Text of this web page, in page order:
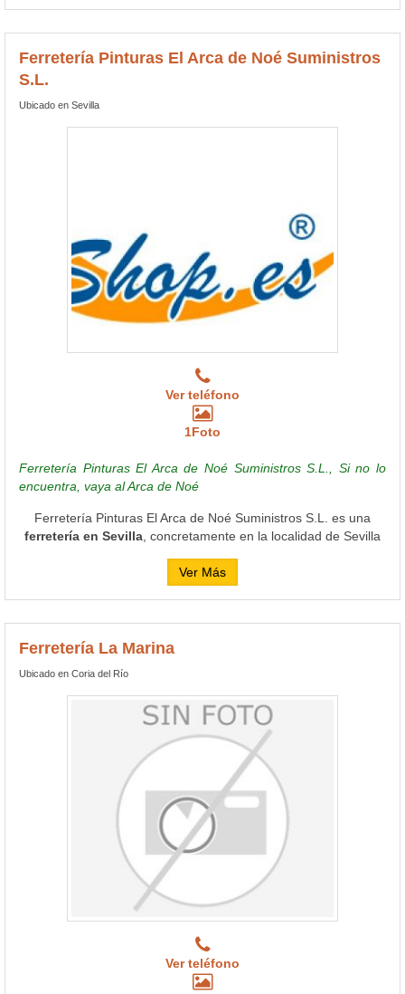
Ferretería Pinturas El Arca de Noé Suministros
S.L.
Ubicado en Sevilla
Ver teléfono
1Foto
Ferretería Pinturas El Arca de Noé Suministros S.L., Si no lo
encuentra, vaya al Arca de Noé
Ferretería Pinturas El Arca de Noé Suministros S.L. es una
ferretería en Sevilla , concretamente en la localidad de Sevilla
Ver Más
Ferretería La Marina
Ubicado en Coria del Río
Ver teléfono